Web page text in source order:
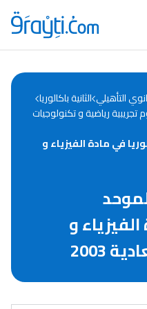
Catégories
d'actualités
التأهيلي الثانية باكالوريا
تجريبية رياضية و تكنولوجيات
في مادة الفيزياء و
و
2003